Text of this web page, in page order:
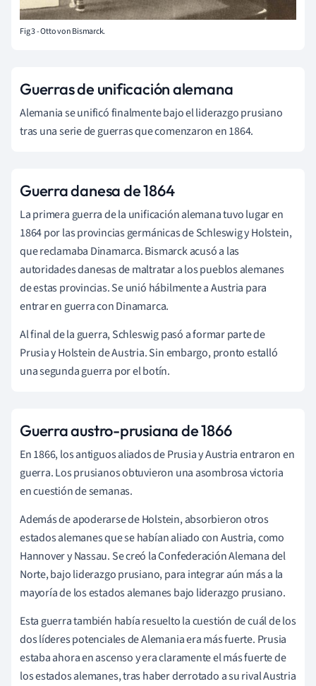
Fig 3 - Otto von Bismarck.
Guerras de unificación alemana
Alemania se unificó finalmente bajo el liderazgo prusiano
tras una serie de guerras que comenzaron en 1864.
Guerra danesa de 1864
La primera guerra de la unificación alemana tuvo lugar en
1864 por las provincias germánicas deSchleswig y Holstein,
que reclamaba Dinamarca. Bismarck acusó a las
autoridades danesas de maltratar a los pueblos alemanes
de estas provincias. Se unió hábilmente a Austria para
entrar en guerra con Dinamarca.
Al final de la guerra, Schleswig pasó a formar parte de
Prusia y Holstein de Austria. Sin embargo, pronto estalló
una segunda guerra por el botín.
Guerra austro-prusiana de 1866
En 1866, los antiguos aliados de Prusia y Austria entraron en
guerra. Los prusianos obtuvieron una asombrosa victoria
en cuestión de semanas.
Además de apoderarse de Holstein, absorbieron otros
estados alemanes que se habían aliado con Austria, como
Hannover y Nassau. Se creó la Confederación Alemana del
Norte, bajo liderazgo prusiano, para integrar aún más a la
mayoría de los estados alemanes bajo liderazgo prusiano.
Esta guerra también había resuelto la cuestión de cuál de los
dos líderes potenciales de Alemania era más fuerte. Prusia
estaba ahora en ascenso y era claramente el más fuerte de
los estados alemanes, tras haber derrotado a su rival Austria